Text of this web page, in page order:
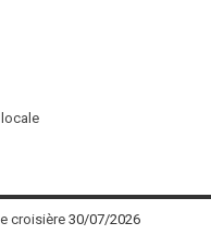
croisière 30/07/2026